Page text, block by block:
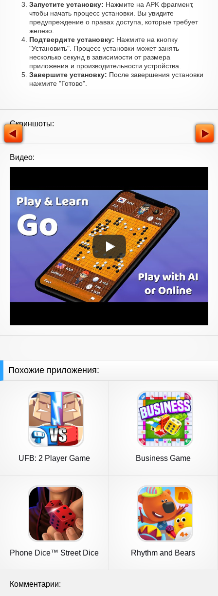
Запустите установку: Нажмите на APK фрагмент,
чтобы начать процесс установки. Вы увидите
предупреждение о правах доступа, которые требует
железо.
Подтвердите установку: Нажмите на кнопку
"Установить". Процесс установки может занять
несколько секунд в зависимости от размера
приложения и производительности устройства.
Завершите установку: После завершения установки
нажмите "Готово".
Скриншоты:
Видео:
Похожие приложения:
UFB: 2 Player Game
Business Game
Phone Dice™ Street Dice
Rhythm and Bears
Комментарии: